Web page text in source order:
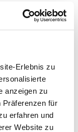
Erlebnis zu
anzeigen zu
Präferenzen für
erfahren und
Website zu
Worauf sollte